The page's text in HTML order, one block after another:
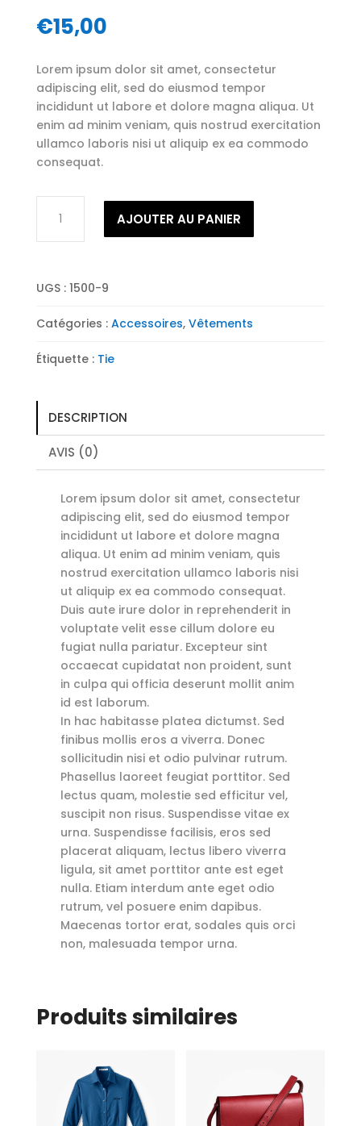
€15,00
Lorem ipsum dolor sit amet, consectetur
adipiscing elit, sed do eiusmod tempor
incididunt ut labore et dolore magna aliqua. Ut
enim ad minim veniam, quis nostrud exercitation
ullamco laboris nisi ut aliquip ex ea commodo
consequat.
Neck
AJOUTER AU PANIER
UGS : 1500-9
Catégories : Accessoires, Vêtements
Étiquette : Tie
DESCRIPTION
AVIS (0)
Lorem ipsum dolor sit amet, consectetur
adipiscing elit, sed do eiusmod tempor
incididunt ut labore et dolore magna
aliqua. Ut enim ad minim veniam, quis
nostrud exercitation ullamco laboris nisi
ut aliquip ex ea commodo consequat.
Duis aute irure dolor in reprehenderit in
voluptate velit esse cillum dolore eu
fugiat nulla pariatur. Excepteur sint
occaecat cupidatat non proident, sunt
in culpa qui officia deserunt mollit anim
id est laborum.
In hac habitasse platea dictumst. Sed
finibus mollis eros a viverra. Donec
sollicitudin nisi et odio pulvinar rutrum.
Phasellus laoreet feugiat porttitor. Sed
lectus quam, molestie sed efficitur vel,
suscipit non risus. Suspendisse vitae ex
urna. Suspendisse facilisis, eros sed
placerat aliquam, lectus libero viverra
ligula, sit amet porttitor ante est eget
nulla. Etiam interdum ante eget odio
rutrum, vel posuere enim dapibus.
Maecenas tortor erat, sodales quis orci
non, malesuada tempor urna.
Produits similaires